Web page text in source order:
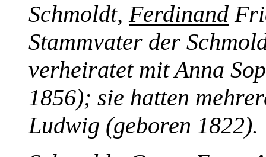
Schmoldt,Ferdinand
Stammvater der
verheiratet mit Anna
1856); sie hatten
Ludwig (geboren 1822).